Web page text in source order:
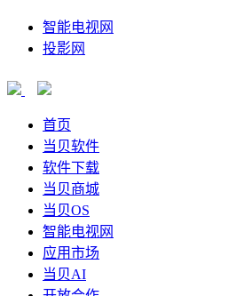
智能电视网
投影网
首页
当贝软件
软件下载
当贝商城
当贝OS
智能电视网
应用市场
当贝AI